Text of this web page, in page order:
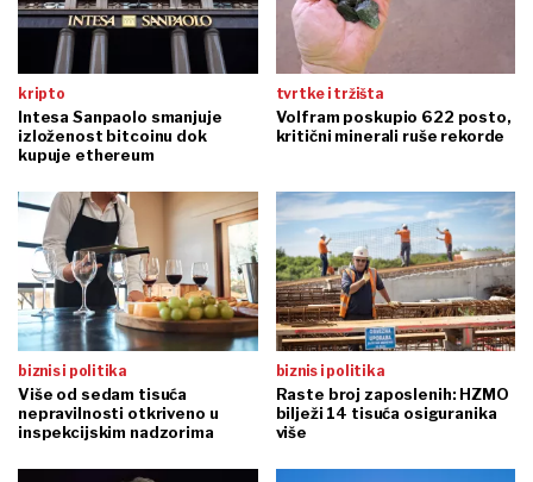
kripto
Intesa Sanpaolo smanjuje
izloženost bitcoinu dok
kupuje ethereum
tvrtke i tržišta
Volfram poskupio 622 posto,
kritični minerali ruše rekorde
biznis i politika
Više od sedam tisuća
nepravilnosti otkriveno u
inspekcijskim nadzorima
biznis i politika
Raste broj zaposlenih: HZMO
bilježi 14 tisuća osiguranika
više